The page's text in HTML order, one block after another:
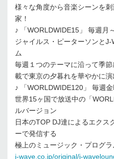
様々な角度から音楽シーンを
家！
♪ 「WORLDWIDE15」 毎週月
ジャイルス・ピーターソンとJ-
ム
毎週１つのテーマに沿って季
載で東京の夕暮れを華やかに演
♪ 「WORLDWIDE120」 毎週
世界15ヶ国で放送中の「
ルバージョン
日本のTOP DJ達によるエクス
ーで発信する
極上のミュージック・プログラ
j-wave.co.jp/original/j-